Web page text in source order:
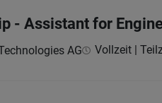
- Assistant for
AG Vollzeit |